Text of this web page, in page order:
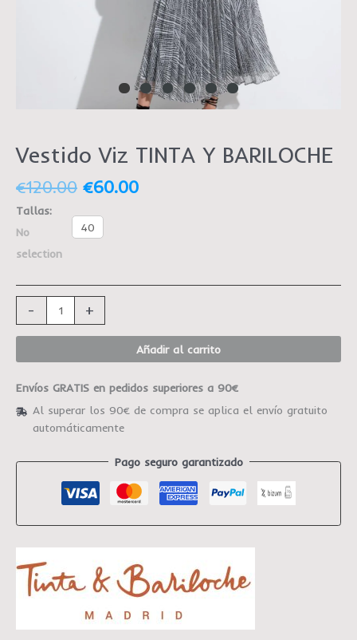
Vestido Viz TINTA Y BARILOCHE
€120.00 €60.00
Tallas:
No
selection
40
- +
Añadir al carrito
Envíos GRATIS en pedidos superiores a 90€
Al superar los 90€ de compra se aplica el envío gratuito
automáticamente
Pago seguro garantizado